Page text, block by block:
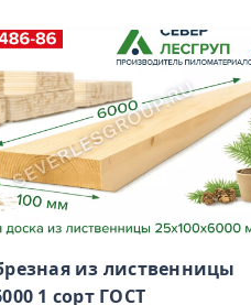
из лиственницы
1 сорт ГОСТ